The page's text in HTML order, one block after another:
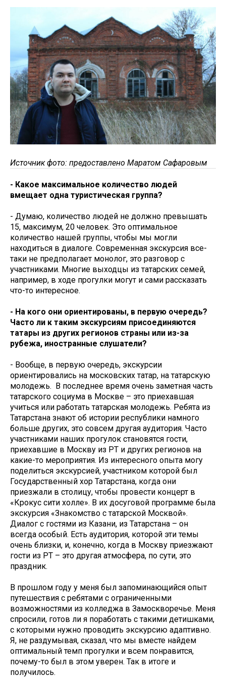
Источник фото: предоставлено Маратом Сафаровым
- Какое максимальное количество людей
вмещает одна туристическая группа?
- Думаю, количество людей не должно превышать
15, максимум, 20 человек. Это оптимальное
количество нашей группы, чтобы мы могли
находиться в диалоге. Современная экскурсия все-
таки не предполагает монолог, это разговор с
участниками. Многие выходцы из татарских семей,
например, в ходе прогулки могут и сами рассказать
что-то интересное.
- На кого они ориентированы, в первую очередь?
Часто ли к таким экскурсиям присоединяются
татары из других регионов страны или из-за
рубежа, иностранные слушатели?
- Вообще, в первую очередь, экскурсии
ориентировались на московских татар, на татарскую
молодежь. В последнее время очень заметная часть
татарского социума в Москве – это приехавшая
учиться или работать татарская молодежь. Ребята из
Татарстана знают об истории республики намного
больше других, это совсем другая аудитория. Часто
участниками наших прогулок становятся гости,
приехавшие в Москву из РТ и других регионов на
какие-то мероприятия. Из интересного опыта могу
поделиться экскурсией, участником которой был
Государственный хор Татарстана, когда они
приезжали в столицу, чтобы провести концерт в
«Крокус сити холле». В их досуговой программе была
экскурсия «Знакомство с татарской Москвой».
Диалог с гостями из Казани, из Татарстана – он
всегда особый. Есть аудитория, которой эти темы
очень близки, и, конечно, когда в Москву приезжают
гости из РТ – это другая атмосфера, по сути, это
праздник.
В прошлом году у меня был запоминающийся опыт
путешествия с ребятами с ограниченными
возможностями из колледжа в Замоскворечье. Меня
спросили, готов ли я поработать с такими детишками,
с которыми нужно проводить экскурсию адаптивно.
Я, не раздумывая, сказал, что мы вместе найдем
оптимальный темп прогулки и всем понравится,
почему-то был в этом уверен. Так в итоге и
получилось.